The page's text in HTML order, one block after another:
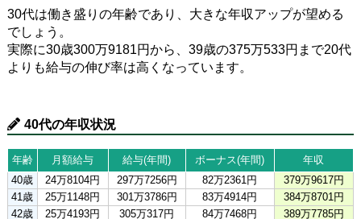
30代は働き盛りの年齢であり、大きな年収アップが望める
でしょう。
実際に30歳300万9181円から、39歳の375万533円まで20代
よりも給与の伸び率は高くなっています。
40代の年収状況
年齢 月額給与 給与(年間) ボーナス(年間)
年収
40歳
24万8104円 297万7256円 82万2361円
379万9617円
41歳
25万1148円 301万3786円 83万4914円
384万8701円
42歳
25万4193円 305万317円 84万7468円
389万7785円